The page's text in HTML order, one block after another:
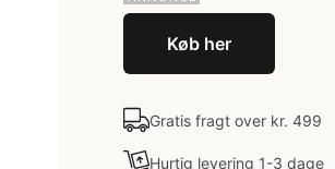
Køb her
Gratis fragt over kr. 499
Hurtig levering 1-3 dage